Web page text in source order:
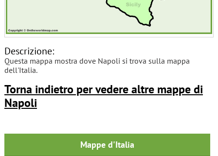
Descrizione:
Questa mappa mostra dove Napoli si trova sulla mappa
dell'Italia.
Torna indietro per vedere altre mappe di
Napoli
Mappe d'Italia